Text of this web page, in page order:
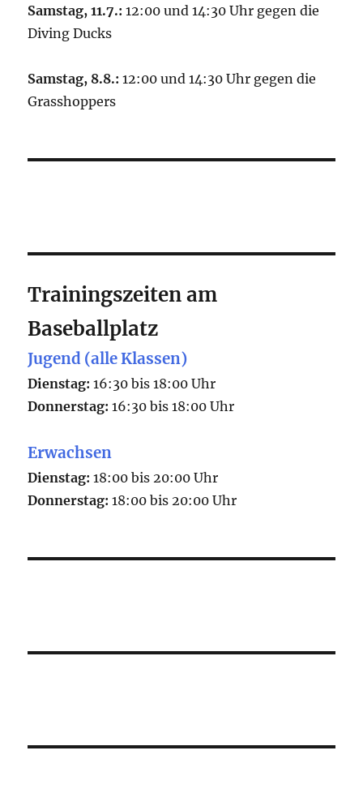
Samstag, 11.7.: 12:00 und 14:30 Uhr gegen die
Diving Ducks
Samstag, 8.8.: 12:00 und 14:30 Uhr gegen die
Grasshoppers
Trainingszeiten am
Baseballplatz
Jugend (alle Klassen)
Dienstag: 16:30 bis 18:00 Uhr
Donnerstag: 16:30 bis 18:00 Uhr
Erwachsen
Dienstag: 18:00 bis 20:00 Uhr
Donnerstag: 18:00 bis 20:00 Uhr